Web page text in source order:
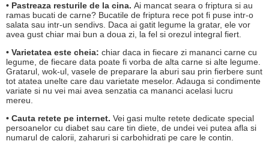
• Pastreaza resturile de la cina. Ai mancat seara o friptura si au
ramas bucati de carne? Bucatile de friptura rece pot fi puse intr-o
salata sau intr-un sendivs. Daca ai gatit legume la gratar, ele vor
avea gust chiar mai bun a doua zi, la fel si orezul integral fiert.
• Varietatea este cheia: chiar daca in fiecare zi mananci carne cu
legume, de fiecare data poate fi vorba de alta carne si alte legume.
Gratarul, wok-ul, vasele de preparare la aburi sau prin fierbere sunt
tot atatea unelte care dau varietate meselor. Adauga si condimente
variate si nu vei mai avea senzatia ca mananci acelasi lucru
mereu.
• Cauta retete pe internet. Vei gasi multe retete dedicate special
persoanelor cu diabet sau care tin diete, de undei vei putea afla si
numarul de calorii, zaharuri si carbohidrati pe care le contin.